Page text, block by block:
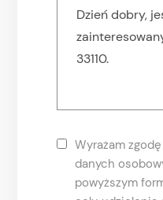
Wyrażam
danych
powyższym